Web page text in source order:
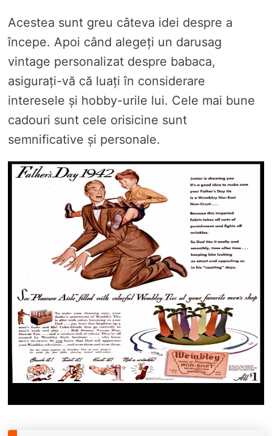
Acestea sunt greu câteva idei despre a
începe. Apoi când alegeți un darusag
vintage personalizat despre babaca,
asigurați-vă că luați în considerare
interesele și hobby-urile lui. Cele mai bune
cadouri sunt cele orisicine sunt
semnificative și personale.